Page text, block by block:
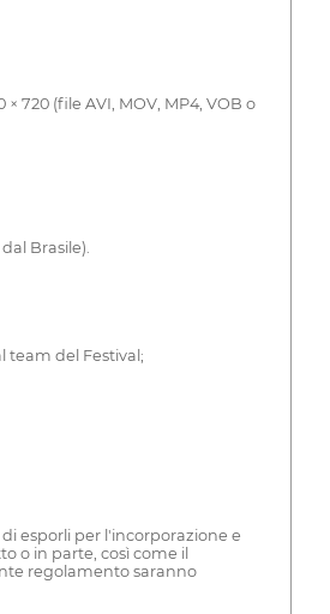
720 (file AVI, MOV, MP4, VOB o
Brasile).
del Festival;
esporli per l'incorporazione e
o in parte, così come il
regolamento saranno